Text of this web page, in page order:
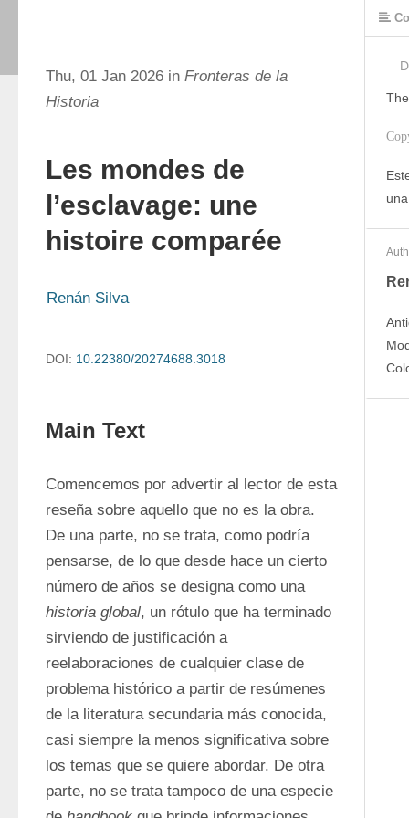
Thu, 01 Jan 2026 in Fronteras de la
Historia
Les mondes de
l’esclavage: une
histoire comparée
Renán Silva
DOI: 10.22380/20274688.3018
Main Text
Comencemos por advertir al lector de esta
reseña sobre aquello que no es la obra.
De una parte, no se trata, como podría
pensarse, de lo que desde hace un cierto
número de años se designa como una
historia global, un rótulo que ha terminado
sirviendo de justificación a
reelaboraciones de cualquier clase de
problema histórico a partir de resúmenes
de la literatura secundaria más conocida,
casi siempre la menos significativa sobre
los temas que se quiere abordar. De otra
parte, no se trata tampoco de una especie